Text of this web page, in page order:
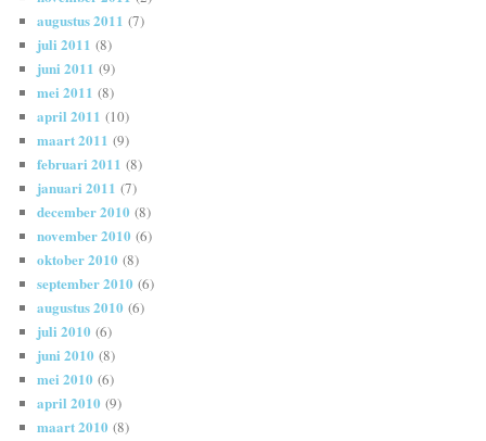
augustus 2011 (7)
juli 2011 (8)
juni 2011 (9)
mei 2011 (8)
april 2011 (10)
maart 2011 (9)
februari 2011 (8)
januari 2011 (7)
december 2010 (8)
november 2010 (6)
oktober 2010 (8)
september 2010 (6)
augustus 2010 (6)
juli 2010 (6)
juni 2010 (8)
mei 2010 (6)
april 2010 (9)
maart 2010 (8)